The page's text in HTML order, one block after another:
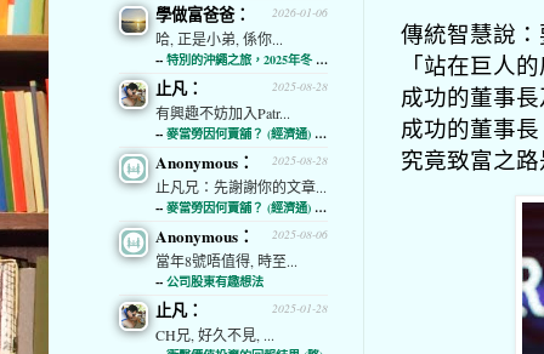
傳統智慧說
「站在巨人
成功的董事
成功的董事
究竟致富之
2026-01-06
學做富爸爸：
哈, 正是小弟, 係你...
-- 特別的沖繩之旅，2025年冬 (經濟通)
2025-08-28
止凡：
有興趣不妨加入Patr...
-- 麥當勞因何賣舖？ (經濟通) (略)
2025-08-28
Anonymous：
止凡兄：先謝謝你的文章...
-- 麥當勞因何賣舖？ (經濟通) (略)
2025-08-06
Anonymous：
當年8號唔值得, 時至...
-- 公司股東有趣想法
2025-01-28
止凡：
CH兄, 好久不見, ...